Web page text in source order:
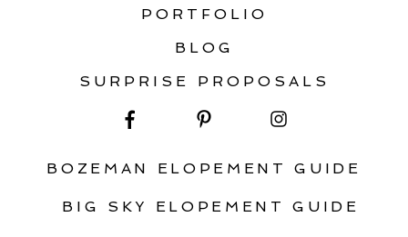
PORTFOLIO
BLOG
SURPRISE PROPOSALS
BOZEMAN ELOPEMENT GUIDE
BIG SKY ELOPEMENT GUIDE